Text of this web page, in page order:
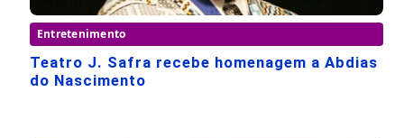
Entretenimento
Teatro J. Safra recebe homenagem a Abdias
do Nascimento